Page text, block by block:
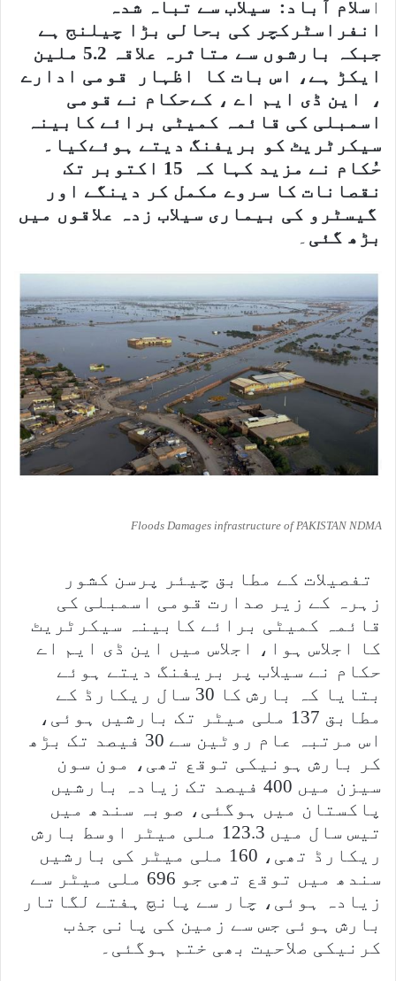
ا سلام آباد: سیلاب سے تباہ شدہ
انفراسٹرکچر کی بحالی بڑا چیلنج ہے
جبکہ بارشوں سے متاثرہ علاقہ 5.2 ملین
ایکڑ ہے، اس بات کا اظہار قومی ادارے
، این ڈی ایم اے ، کےحکام نے قومی
اسمبلی کی قائمہ کمیٹی برائے کابینہ
سیکرٹریٹ کو بریفنگ دیتے ہوئےکیا۔
حُکام نے مزید کہا کہ 15 اکتوبر تک
نقصانات کا سروے مکمل کر دینگے اور
گیسٹرو کی بیماری سیلاب زدہ علاقوں میں
بڑھ گئی ۔
Floods Damages infrastructure of PAKISTAN NDMA
تفصیلات کے مطابق چیئر پرسن کشور
زہرہ کے زیر صدارت قومی اسمبلی کی
قائمہ کمیٹی برائے کابینہ سیکرٹریٹ
کا اجلاس ہوا، اجلاس میں این ڈی ایم اے
حکام نے سیلاب پر بریفنگ دیتے ہوئے
بتایا کہ بارش کا 30 سال ریکارڈ کے
مطابق 137 ملی میٹر تک بارشیں ہوئی،
اس مرتبہ عام روٹین سے 30 فیصد تک بڑھ
کر بارش ہونیکی توقع تھی، مون سون
سیزن میں 400 فیصد تک زیادہ بارشیں
پاکستان میں ہوگئی، صوبہ سندھ میں
تیس سال میں 123.3 ملی میٹر اوسط بارش
ریکارڈ تھی، 160 ملی میٹر کی بارشیں
سندھ میں توقع تھی جو 696 ملی میٹر سے
زیادہ ہوئی، چار سے پانچ ہفتے لگاتار
بارش ہوئی جس سے زمین کی پانی جذب
کرنیکی صلاحیت بھی ختم ہوگئی۔